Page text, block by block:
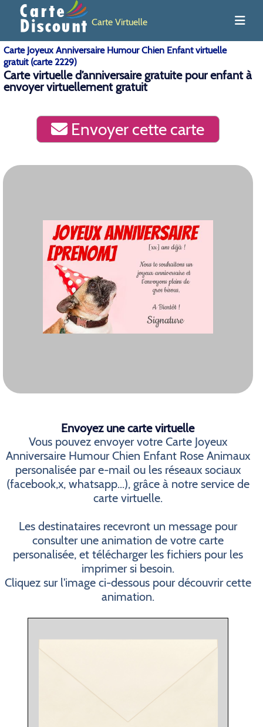
Carte Virtuelle
Carte Joyeux Anniversaire Humour Chien Enfant virtuelle
gratuit (carte 2229)
Carte virtuelle d’anniversaire gratuite pour enfant à
envoyer virtuellement gratuit
Envoyer cette carte
Envoyez une carte virtuelle
Vous pouvez envoyer votre Carte Joyeux
Anniversaire Humour Chien Enfant Rose Animaux
personalisée par e-mail ou les réseaux sociaux
(facebook,x, whatsapp...), grâce à notre service de
carte virtuelle.
Les destinataires recevront un message pour
consulter une animation de votre carte
personalisée, et télécharger les fichiers pour les
imprimer si besoin.
Cliquez sur l'image ci-dessous pour découvrir cette
animation.